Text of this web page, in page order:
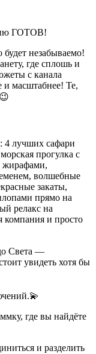
ГОТОВ!
незабываемо!
где сплошь и
с канала
масштабнее! Те,
4 лучших сафари
прогулка с
жирафами,
волшебные
закаты,
прямо на
релакс на
компания и просто
Света —
увидеть хотя бы
где вы найдёте
и разделить